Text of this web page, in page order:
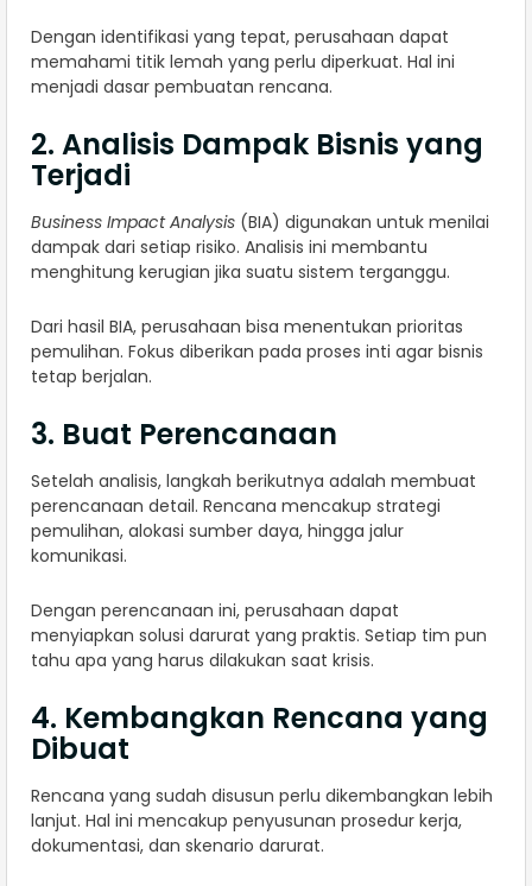
Dengan identifikasi yang tepat, perusahaan dapat
memahami titik lemah yang perlu diperkuat. Hal ini
menjadi dasar pembuatan rencana.
2. Analisis Dampak Bisnis yang
Terjadi
Business Impact Analysis (BIA) digunakan untuk menilai
dampak dari setiap risiko. Analisis ini membantu
menghitung kerugian jika suatu sistem terganggu.
Dari hasil BIA, perusahaan bisa menentukan prioritas
pemulihan. Fokus diberikan pada proses inti agar bisnis
tetap berjalan.
3. Buat Perencanaan
Setelah analisis, langkah berikutnya adalah membuat
perencanaan detail. Rencana mencakup strategi
pemulihan, alokasi sumber daya, hingga jalur
komunikasi.
Dengan perencanaan ini, perusahaan dapat
menyiapkan solusi darurat yang praktis. Setiap tim pun
tahu apa yang harus dilakukan saat krisis.
4. Kembangkan Rencana yang
Dibuat
Rencana yang sudah disusun perlu dikembangkan lebih
lanjut. Hal ini mencakup penyusunan prosedur kerja,
dokumentasi, dan skenario darurat.